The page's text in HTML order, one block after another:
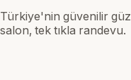
Türkiye'nin güvenilir
salon, tek tıkla randevu.